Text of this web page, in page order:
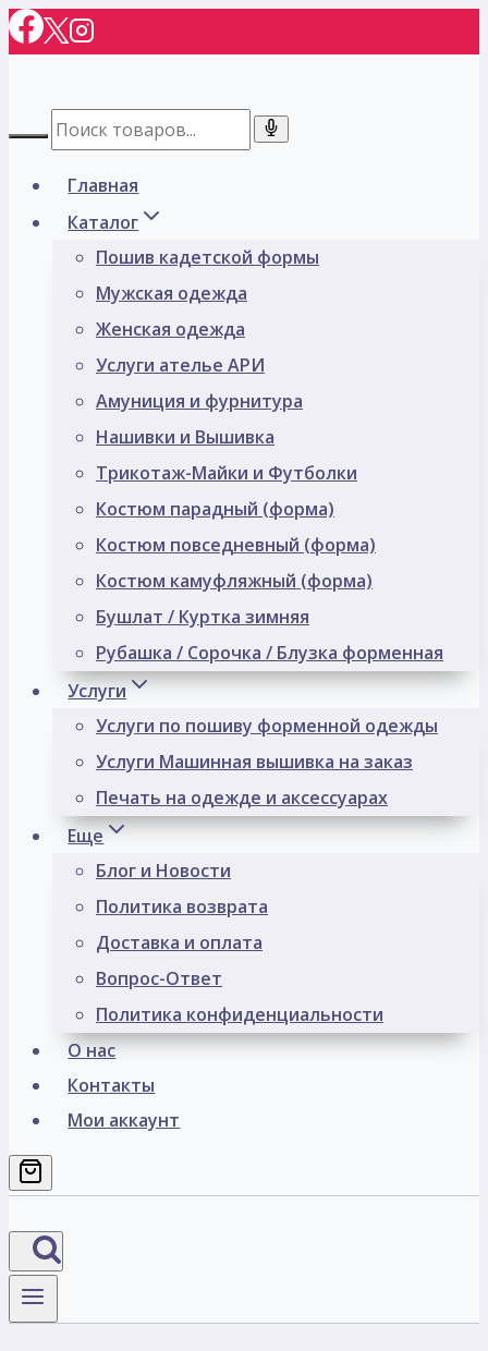
Перейти
к
Главная
Каталог
Пошив кадетской формы
Мужская одежда
Женская одежда
Услуги ателье АРИ
Амуниция и фурнитура
Нашивки и Вышивка
Трикотаж-Майки и Футболки
Костюм парадный (форма)
Костюм повседневный (форма)
Костюм камуфляжный (форма)
Бушлат / Куртка зимняя
Рубашка / Сорочка / Блузка форменная
Услуги
Услуги по пошиву форменной одежды
Услуги Машинная вышивка на заказ
Печать на одежде и аксессуарах
Еще
Блог и Новости
Политика возврата
Доставка и оплата
Вопрос-Ответ
Политика конфиденциальности
О нас
Контакты
Мои аккаунт